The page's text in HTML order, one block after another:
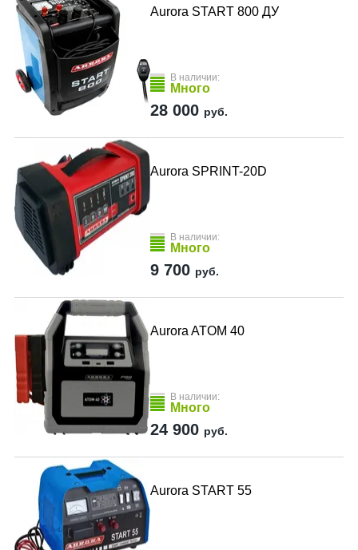
Aurora START 800 ДУ
В наличии:
Много
28 000 руб.
Aurora SPRINT-20D
В наличии:
Много
9 700 руб.
Aurora ATOM 40
В наличии:
Много
24 900 руб.
Aurora START 55